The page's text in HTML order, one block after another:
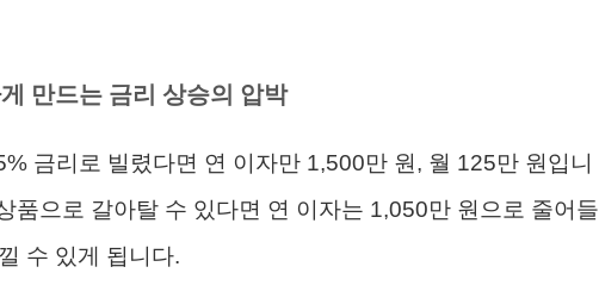
만드는 금리 상승의 압박
금리로 빌렸다면 연 이자만 1,500만 원, 월 125만 원입니
품으로 갈아탈 수 있다면 연 이자는 1,050만 원으로 줄어들
수 있게 됩니다.